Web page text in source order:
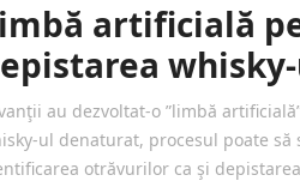
artificială
au dezvoltat-o ”limbă
ul denaturat, procesul poate
otrăvurilor ca şi